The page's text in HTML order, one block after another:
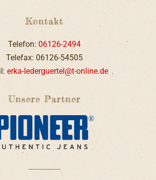
Kontakt
Telefon: 06126-2494
Telefax: 06126-54505
erka-lederguertel@t-online.de
Unsere Partner